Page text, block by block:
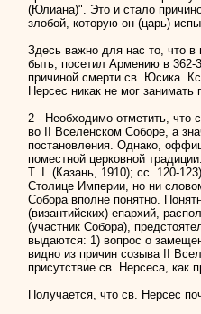
(Юлиана)". Это и стало
злобой, которую он (царь)
Здесь важно для нас то, что
быть, посетил Армению в 362-
причиной смерти св. Юсика.
Нерсес никак не мог занимать
2 - Необходимо отметить, что
во II Вселенском Соборе, а
постановления. Однако,
поместной церковной
Т. I. (Казань, 1910); cc. 120-
Столице Империи, но ни
Собора вполне понятно.
(византийских) епархий,
(участник Собора),
выдаются: 1) вопрос о
видно из причин созыва II
присутствие св. Нерсеса, как
Получается, что св. Нерсес